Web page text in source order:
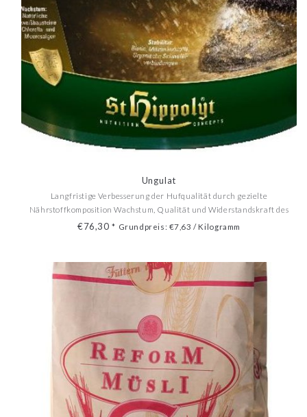
Ungulat
Langfristige Verbesserung der Hufqualität durch gezielte
Nährstoffkomposition Wachstum, Qualität und Widerstandskraft des
Hufhorns sind stark ernährungsabhängig.
€76,30* Grundpreis: €7,63 / Kilogramm